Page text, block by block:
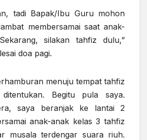
tadi Bapak/Ibu Guru mohon
membersamai saat anak-
silakan tahfiz dulu,”
doa pagi.
menuju tempat tahfiz
Begitu pula saya.
saya beranjak ke lantai 2
anak-anak kelas 3 tahfiz
musala terdengar suara riuh.